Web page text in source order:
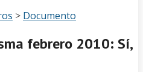
> Documento
febrero 2010: Sí,